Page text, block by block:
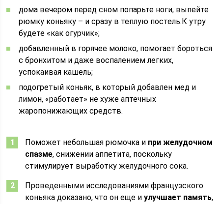
дома вечером перед сном попарьте ноги, выпейте
рюмку коньяку – и сразу в теплую постель.К утру
будете «как огурчик»;
добавленный в горячее молоко, помогает бороться
с бронхитом и даже воспалением легких,
успокаивая кашель;
подогретый коньяк, в который добавлен мед и
лимон, «работает» не хуже аптечных
жаропонижающих средств.
Поможет небольшая рюмочка и при желудочном
спазме, снижении аппетита, поскольку
стимулирует выработку желудочного сока.
Проведенными исследованиями французского
коньяка доказано, что он еще иулучшает память,